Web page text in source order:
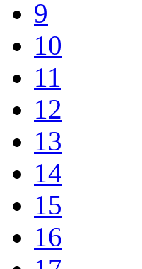
9
10
11
12
13
14
15
16